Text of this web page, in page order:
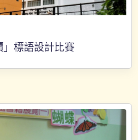
標語設計比賽